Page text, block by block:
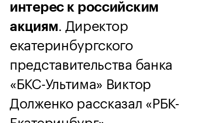
интерес к российским
акциям. Директор
екатеринбургского
представительства банка
«БКС-Ультима» Виктор
Долженко рассказал «РБК-